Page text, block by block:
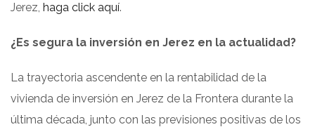
Jerez, haga click aquí.
¿Es segura la inversión en Jerez en la actualidad?
La trayectoria ascendente en la rentabilidad de la
vivienda de inversión en Jerez de la Frontera durante la
última década, junto con las previsiones positivas de los